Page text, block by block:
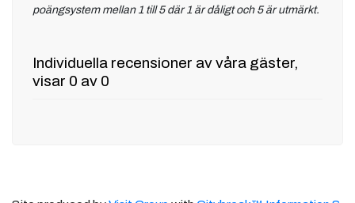
poängsystem mellan 1 till 5 där 1 är dåligt och 5 är utmärkt.
Individuella recensioner av våra gäster,
visar 0 av 0